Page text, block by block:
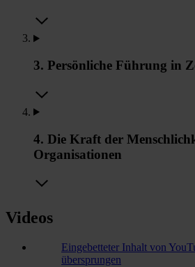
3. Persönliche Führung in
4. Die Kraft der
Organisationen
Videos
Eingebetteter Inhalt von
übersprungen